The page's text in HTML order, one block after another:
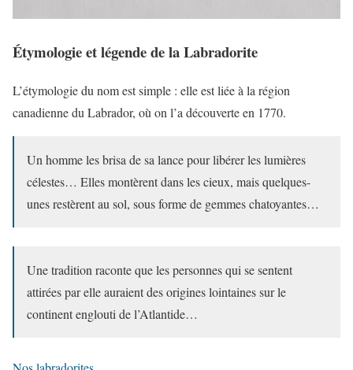
Étymologie et légende de la Labradorite
L’étymologie du nom est simple : elle est liée à la région
canadienne du Labrador, où on l’a découverte en 1770.
Un homme les brisa de sa lance pour libérer les lumières
célestes… Elles montèrent dans les cieux, mais quelques-
unes restèrent au sol, sous forme de gemmes chatoyantes…
Une tradition raconte que les personnes qui se sentent
attirées par elle auraient des origines lointaines sur le
continent englouti de l’Atlantide…